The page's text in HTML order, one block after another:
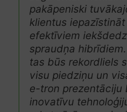
pakāpeniski
klientus
efektīviem
spraudņa
tas būs rekordliels
visu piedziņu un
e-tron prezentāciju
inovatīvu